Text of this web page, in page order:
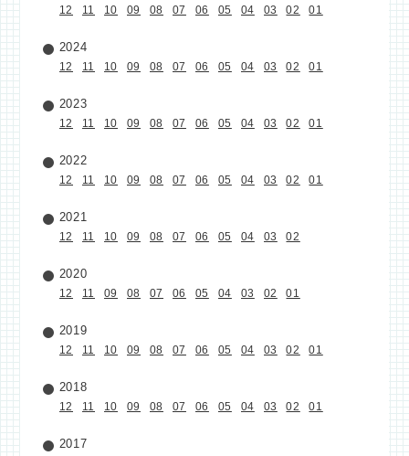
12 11 10 09 08 07 06 05 04 03 02 01
2024
12 11 10 09 08 07 06 05 04 03 02 01
2023
12 11 10 09 08 07 06 05 04 03 02 01
2022
12 11 10 09 08 07 06 05 04 03 02 01
2021
12 11 10 09 08 07 06 05 04 03 02
2020
12 11 09 08 07 06 05 04 03 02 01
2019
12 11 10 09 08 07 06 05 04 03 02 01
2018
12 11 10 09 08 07 06 05 04 03 02 01
2017